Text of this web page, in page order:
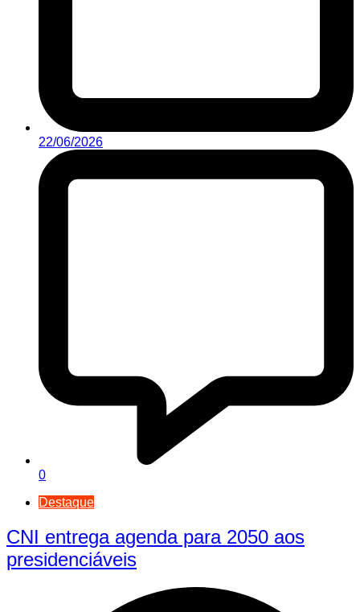
22/06/2026
0
Destaque
CNI entrega agenda para 2050 aos
presidenciáveis